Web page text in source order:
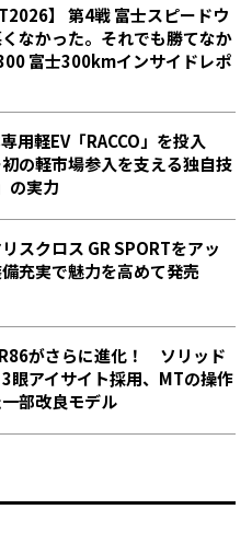
】 第4戦 富士スピードウ
なかった。それでも勝てなか
富士300kmインサイドレポ
専用軽EV「RACCO」を投入
の軽市場参入を支える独自技
の実力
リスクロス GR SPORTをアッ
充実で魅力を高めて発売
がさらに進化！ ソリッド
眼アイサイト採用、MTの操作
部改良モデル